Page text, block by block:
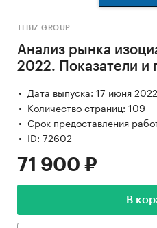
TEBIZ GROUP
Анализ рынка
2022. Показатели и
Дата выпуска: 17 июня 2022
Количество страниц: 109
Срок предоставления
ID: 72602
71 900 ₽
В